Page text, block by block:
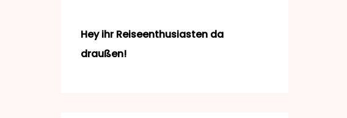
Hey ihr Reiseenthusiasten da
draußen!